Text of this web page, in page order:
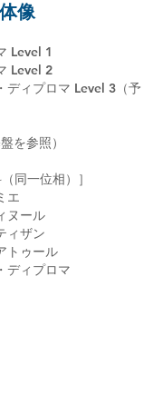
像
Level 1
Level 2
ディプロマ Level 3（予
参照）
同一位相）］
エ
ヌール
ィザン
トゥール
ディプロマ